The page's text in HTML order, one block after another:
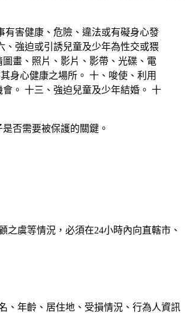
有害健康、危險、違法或有礙身心發
、強迫或引誘兒童及少年為性交或猥
畫、照片、影片、影帶、光碟、電
身心健康之場所。 十、唆使、利用
。 十三、強迫兒童及少年結婚。 十
否需要被保護的關鍵。
虞等情況，必須在24小時內向直轄市、
、年齡、居住地、受損情況、行為人資訊